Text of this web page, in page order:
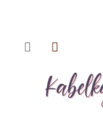
Přejít